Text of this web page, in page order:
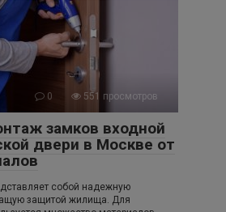
0 551 просмотров
замков входной
двери в Москве от
собой надежную
защитой жилища. Для